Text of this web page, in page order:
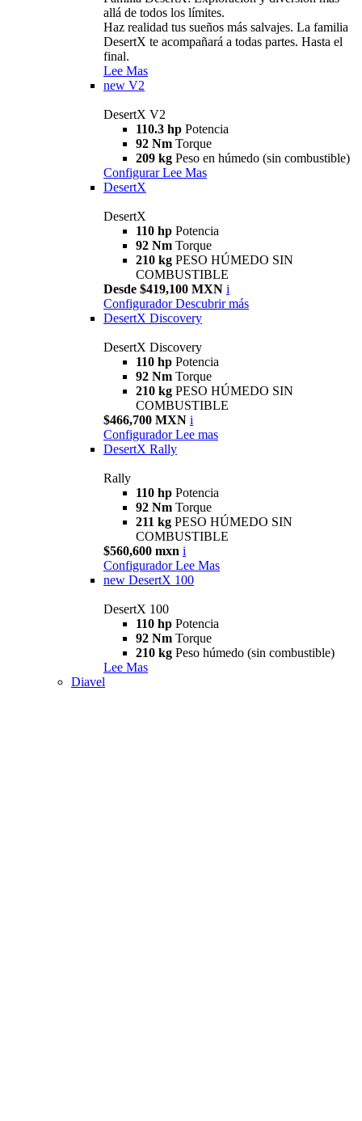
allá de todos los límites.
Haz realidad tus sueños más salvajes. La familia
DesertX te acompañará a todas partes. Hasta el
final.
Lee Mas
new V2
DesertX V2
110.3 hp Potencia
92 Nm Torque
209 kg Peso en húmedo (sin combustible)
Configurar Lee Mas
DesertX
DesertX
110 hp Potencia
92 Nm Torque
210 kg PESO HÚMEDO SIN
COMBUSTIBLE
Desde $419,100 MXN i
Configurador Descubrir más
DesertX Discovery
DesertX Discovery
110 hp Potencia
92 Nm Torque
210 kg PESO HÚMEDO SIN
COMBUSTIBLE
$466,700 MXN i
Configurador Lee mas
DesertX Rally
Rally
110 hp Potencia
92 Nm Torque
211 kg PESO HÚMEDO SIN
COMBUSTIBLE
$560,600 mxn i
Configurador Lee Mas
new DesertX 100
DesertX 100
110 hp Potencia
92 Nm Torque
210 kg Peso húmedo (sin combustible)
Lee Mas
Diavel